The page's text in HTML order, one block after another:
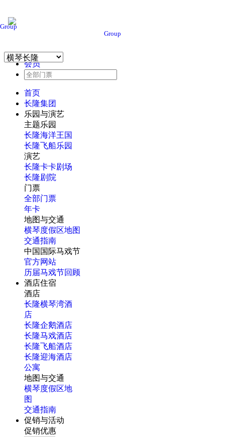
会员
首页
长隆集团
Group
乐园与演艺
主题乐园
长隆海洋王国
长隆飞船乐园
演艺
长隆卡卡剧场
长隆剧院
门票
全部门票
年卡
地图与交通
横琴度假区地图
交通指南
中国国际马戏节
官方网站
历届马戏节回顾
酒店住宿
酒店
长隆横琴湾酒
店
长隆企鹅酒店
长隆马戏酒店
长隆飞船酒店
长隆迎海酒店
公寓
地图与交通
横琴度假区地
图
交通指南
促销与活动
促销优惠
Group